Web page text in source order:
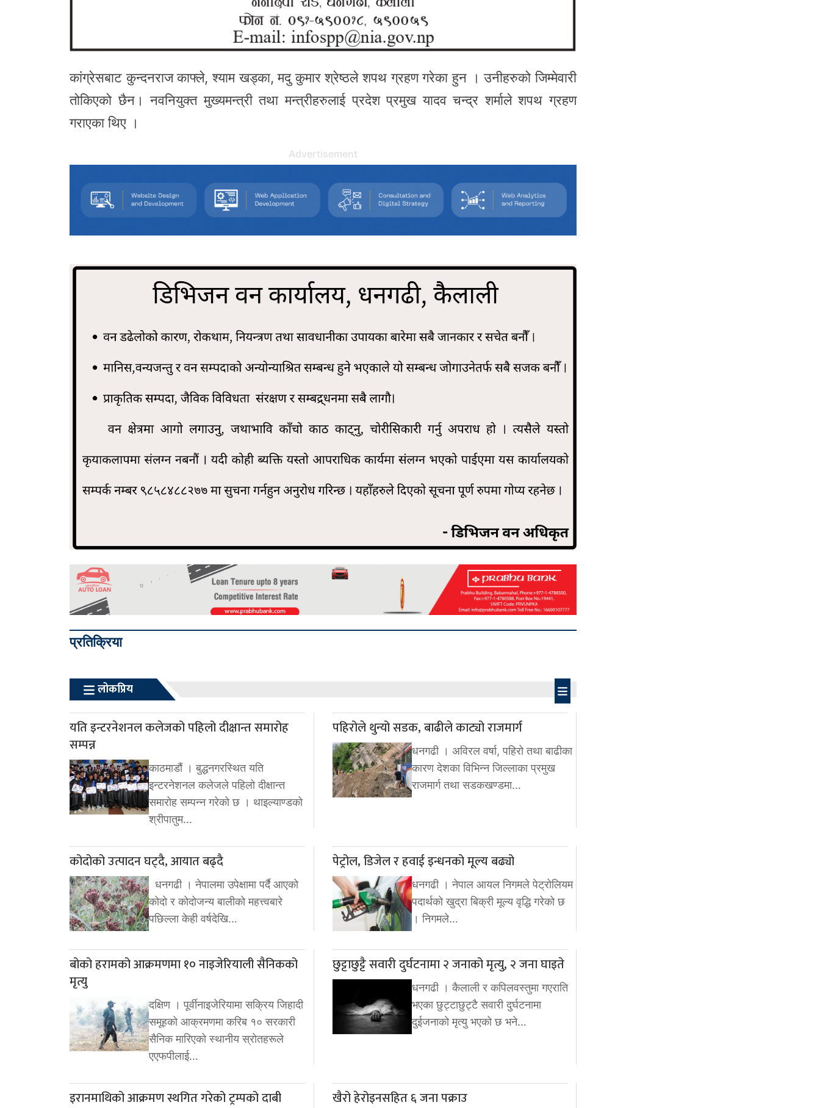
कांग्रेसबाट कुन्दनराज काफ्ले, श्याम खड्का, मदु कुमार श्रेष्ठले शपथ ग्रहण गरेका हुन । उनीहरुको जिम्मेवारी
तोकिएको छैन। नवनियुक्त मुख्यमन्त्री तथा मन्त्रीहरुलाई प्रदेश प्रमुख यादव चन्द्र शर्माले शपथ ग्रहण
गराएका थिए ।
Advertisement
प्रतिक्रिया
लोकप्रिय
यति इन्टरनेशनल कलेजको पहिलो दीक्षान्त समारोह
सम्पन्न
काठमाडौं । बुद्धनगरस्थित यति
इन्टरनेशनल कलेजले पहिलो दीक्षान्त
समारोह सम्पन्न गरेको छ । थाइल्याण्डको
श्रीपातुम…
पहिरोले थुन्यो सडक, बाढीले काट्यो राजमार्ग
धनगढी । अविरल वर्षा, पहिरो तथा बाढीका
कारण देशका विभिन्न जिल्लाका प्रमुख
राजमार्ग तथा सडकखण्डमा…
कोदोको उत्पादन घट्दै, आयात बढ्दै
धनगढी । नेपालमा उपेक्षामा पर्दै आएको
कोदो र कोदोजन्य बालीको महत्त्वबारे
पछिल्ला केही वर्षदेखि…
पेट्रोल, डिजेल र हवाई इन्धनको मूल्य बढ्यो
धनगढी । नेपाल आयल निगमले पेट्रोलियम
पदार्थको खुद्रा बिक्री मूल्य वृद्धि गरेको छ
। निगमले…
बोको हरामको आक्रमणमा १० नाइजेरियाली सैनिकको
मृत्यु
दक्षिण । पूर्वीनाइजेरियामा सक्रिय जिहादी
समूहको आक्रमणमा करिब १० सरकारी
सैनिक मारिएको स्थानीय स्रोतहरूले
एएफपीलाई…
छुट्टाछुट्टै सवारी दुर्घटनामा २ जनाको मृत्यु, २ जना घाइते
धनगढी । कैलाली र कपिलवस्तुमा गएराति
भएका छुट्टाछुट्टै सवारी दुर्घटनामा
दुईजनाको मृत्यु भएको छ भने…
इरानमाथिको आक्रमण स्थगित गरेको ट्रम्पको दाबी खैरो हेरोइनसहित ६ जना पक्राउ